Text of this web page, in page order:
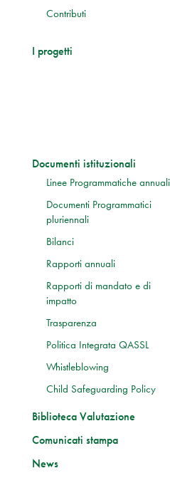
Contributi
I progetti
Documenti istituzionali
Linee Programmatiche annuali
Documenti Programmatici
pluriennali
Bilanci
Rapporti annuali
Rapporti di mandato e di
impatto
Trasparenza
Politica Integrata QASSL
Whistleblowing
Child Safeguarding Policy
Biblioteca Valutazione
Comunicati stampa
News